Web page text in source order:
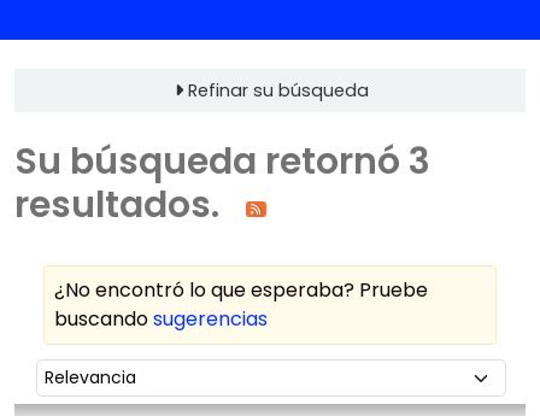
Refinar su búsqueda
Su búsqueda retornó 3
resultados.
¿No encontró lo que esperaba? Pruebe
buscandosugerencias
Ordenar
Ordenar por: